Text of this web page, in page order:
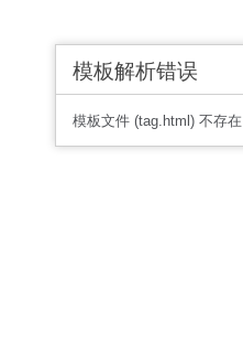
模板解析错误
模板文件 (tag.html) 不存在